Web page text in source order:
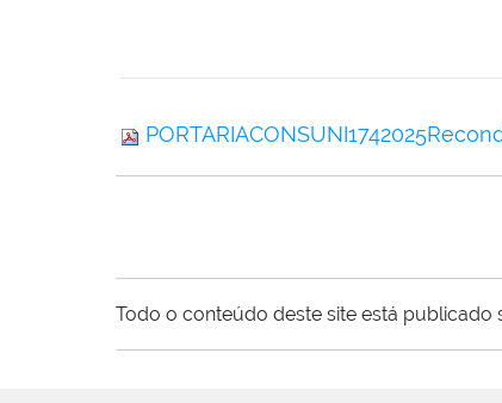
Todo o conteúdo deste site está publicado